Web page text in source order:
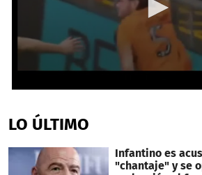
of
1
15
seconds
LO ÚLTIMO
Infantino es
"chantaje" y se